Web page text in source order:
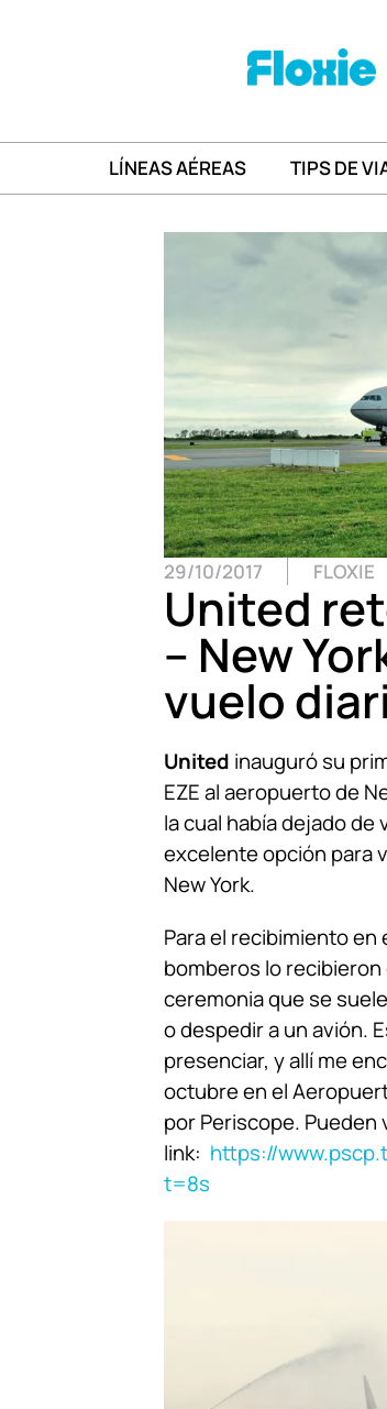
LÍNEAS AÉREAS TIPS DE
29/10/2017 FLOXIE
United
– New
vuelo
United inauguró su
EZE al aeropuerto de
la cual había dejado de
excelente opción para
New York.
Para el recibimiento en
bomberos lo recibieron
ceremonia que se
o despedir a un avión.
presenciar, y allí me
octubre en el
por Periscope.
link: https://
t=8s